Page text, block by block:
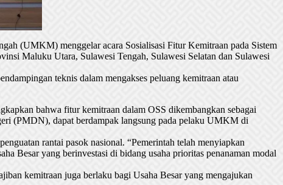
(UMKM) menggelar acara Sosialisasi Fitur Kemitraan pada Sistem
Maluku Utara, Sulawesi Tengah, Sulawesi Selatan dan Sulawesi
teknis dalam mengakses peluang kemitraan atau
bahwa fitur kemitraan dalam OSS dikembangkan sebagai
(PMDN), dapat berdampak langsung pada pelaku UMKM di
rantai pasok nasional. “Pemerintah telah menyiapkan
Besar yang berinvestasi di bidang usaha prioritas penanaman modal
kemitraan juga berlaku bagi Usaha Besar yang mengajukan